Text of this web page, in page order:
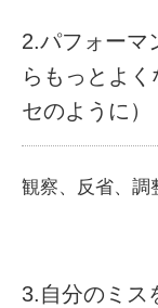
2.パフォーマ
らもっとよ
セのように）
観察、反省、調
3.自分のミス